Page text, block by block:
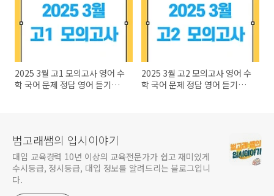
2025 3월 고1 모의고사 영어 수
학 국어 문제 정답 영어 듣기파
2025 3월 고2 모의고사 영어 수
학 국어 문제 정답 영어 듣기파
범고래쌤의 입시이야기
대입 교육경력 10년 이상의 교육전문가가 쉽고 재미있게
수시등급, 정시등급, 대입 정보를 알려드리는 블로그입니
다.